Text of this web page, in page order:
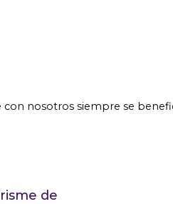
con nosotros siempre se
de